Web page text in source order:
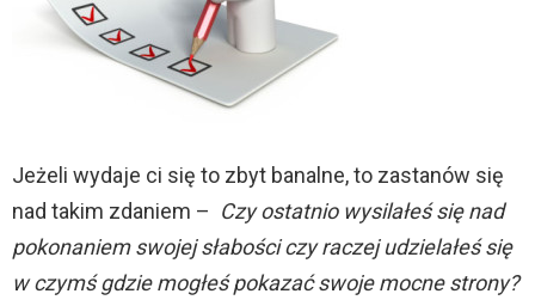
Jeżeli wydaje ci się to zbyt banalne, to zastanów się
nad takim zdaniem – Czy ostatnio wysilałeś się nad
pokonaniem swojej słabości czy raczej udzielałeś się
w czymś gdzie mogłeś pokazać swoje mocne strony?